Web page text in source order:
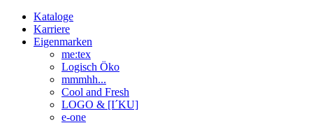
Kataloge
Karriere
Eigenmarken
me:tex
Logisch Öko
mmmhh...
Cool and Fresh
LOGO & [I´KU]
e-one